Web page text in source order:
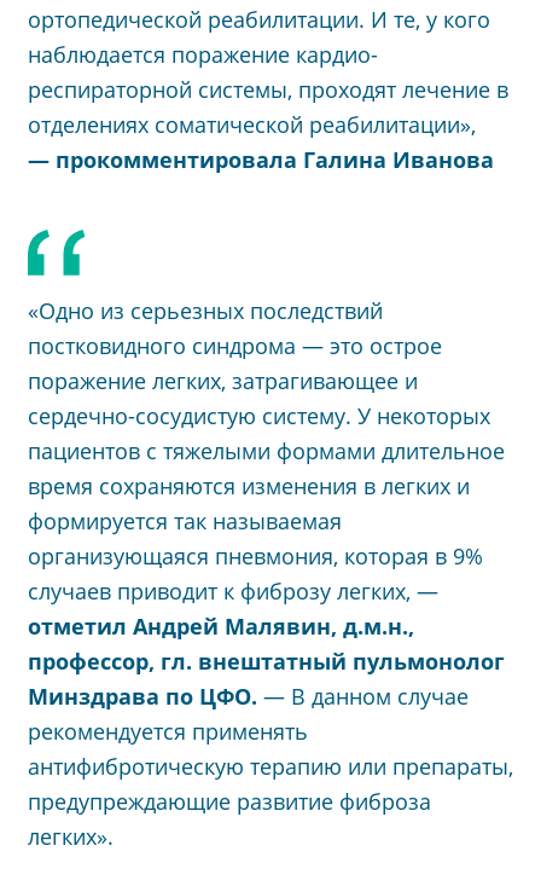
ортопедической реабилитации. И те, у кого
наблюдается поражение кардио-
респираторной системы, проходят лечение в
отделениях соматической реабилитации»,
— прокомментировала Галина Иванова
«Одно из серьезных последствий
постковидного синдрома — это острое
поражение легких, затрагивающее и
сердечно-сосудистую систему. У некоторых
пациентов с тяжелыми формами длительное
время сохраняются изменения в легких и
формируется так называемая
организующаяся пневмония, которая в 9%
случаев приводит к фиброзу легких, —
отметил Андрей Малявин, д.м.н.,
профессор, гл. внештатный пульмонолог
Минздрава по ЦФО. — В данном случае
рекомендуется применять
антифибротическую терапию или препараты,
предупреждающие развитие фиброза
легких».